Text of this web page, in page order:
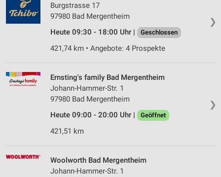
❯
Burgstrasse 17
97980 Bad Mergentheim
Heute 09:30 - 18:00 Uhr |
Geschlossen
421,74 km • Angebote: 4 Prospekte
❯
Ernsting's family Bad Mergentheim
Johann-Hammer-Str. 1
97980 Bad Mergentheim
Heute 09:00 - 20:00 Uhr |
Geöffnet
421,51 km
Woolworth Bad Mergentheim
Johann-Hammer-Str. 1